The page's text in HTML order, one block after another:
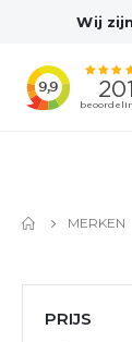
Wij
MERKEN
PRIJS